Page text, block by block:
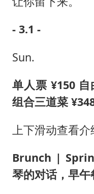
- 3.1 -
Sun.
单人票 ¥150
组合三道菜
上下滑动查看介
Brunch |
琴的对话，早